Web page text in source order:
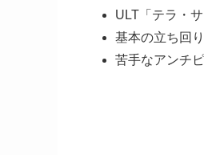
ULT「テラ・
基本の立ち回
苦手なアンチ